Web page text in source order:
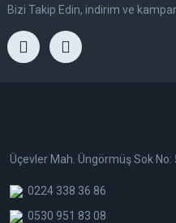
Bizi Takip Edin, indirim ve
Üçevler Mah. Üngörmüş Sok
0224 338 36 86
0530 951 83 08